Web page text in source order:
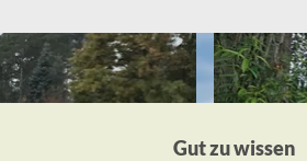
Gut zu wissen